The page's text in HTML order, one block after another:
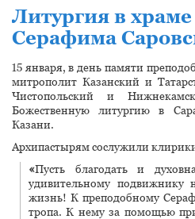
Литургия в
Серафима
15 января, в день памяти
митрополит Казанский и
Чистопольский и
Божественную литургию в
Казани.
Архипастырям сослужили
«Пусть благодать и
удивительному
жизнь! К преподобному
тропа. К нему за помощью